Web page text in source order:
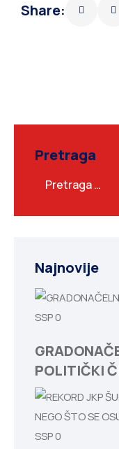
Share:
Pretraga
Najnovije
SSP0
POLITIČKI
SSP0